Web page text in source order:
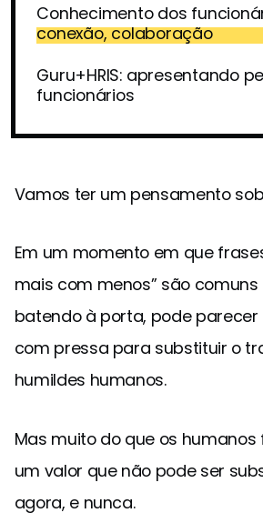
Conhecimento dos
conexão, colaboração
Guru+HRIS: apresentando
funcionários
Vamos ter um pensamento
Em um momento em que
mais com menos” são
batendo à porta, pode
com pressa para substituir o
humildes humanos.
Mas muito do que os
um valor que não pode ser
agora, e nunca.